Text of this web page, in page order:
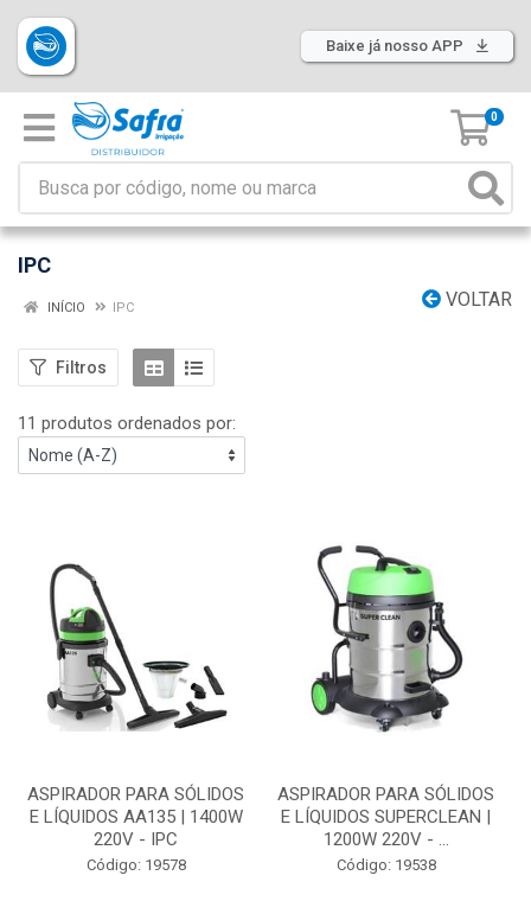
Baixe já nosso APP
0
IPC
VOLTAR
INÍCIO IPC
Filtros
11 produtos ordenados por:
ASPIRADOR PARA SÓLIDOS
E LÍQUIDOS AA135 | 1400W
220V - IPC
Código: 19578
ASPIRADOR PARA SÓLIDOS
E LÍQUIDOS SUPERCLEAN |
1200W 220V - ...
Código: 19538